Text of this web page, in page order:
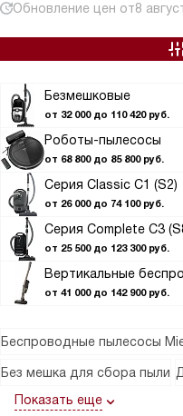
Обновление цен от8
Безмешковые
от 32 000 до 110 420 руб.
Роботы-пылесосы
от 68 800 до 85 800 руб.
Серия Classic C1 (S2)
от 26 000 до 74 100 руб.
Серия Complete C3
от 25 500 до 123 300 руб.
Вертикальные
от 41 000 до 142 900 руб.
Беспроводные пылесосы
Без мешка для сбора пыли
Показать еще